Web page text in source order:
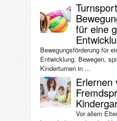
für eine
Bewegungsförderung für
Entwicklung. Bewegen,
Kinderturnen in ...
Erlernen
Vor allem